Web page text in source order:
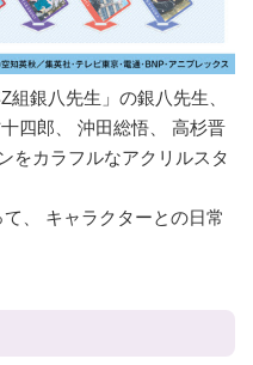
銀八先生」の銀八先生、
四郎、 沖田総悟、 高杉晋
をカラフルなアクリルスタ
、 キャラクターとの日常